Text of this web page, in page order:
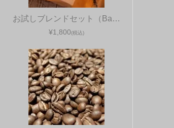
お試しブレンドセット（Ba…
¥1,800(税込)